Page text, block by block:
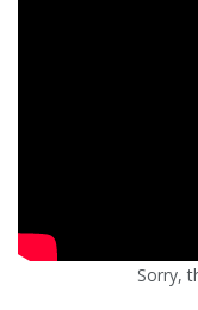
Sorry,